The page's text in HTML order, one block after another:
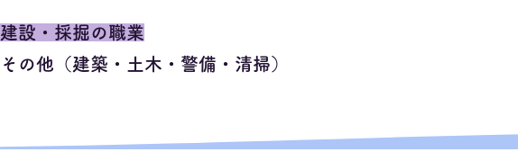
建設・採掘の職業
その他（建築・土木・警備・清掃）